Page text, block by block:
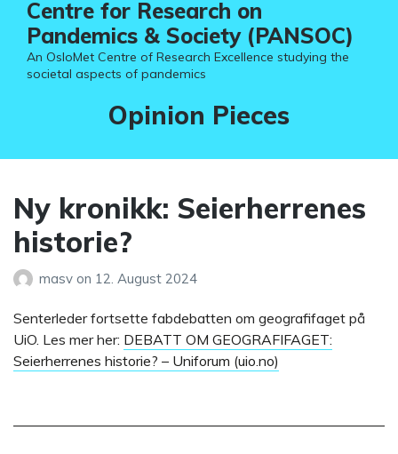
Centre for Research on
Pandemics & Society (PANSOC)
An OsloMet Centre of Research Excellence studying the
societal aspects of pandemics
Category:
Opinion Pieces
Ny kronikk: Seierherrenes
historie?
masv on 12. August 2024
Senterleder fortsette fabdebatten om geografifaget på
UiO. Les mer her: DEBATT OM GEOGRAFIFAGET:
Seierherrenes historie? – Uniforum (uio.no)